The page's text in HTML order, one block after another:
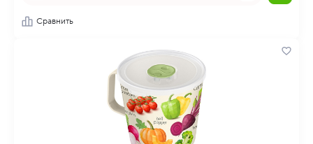
Сравнить